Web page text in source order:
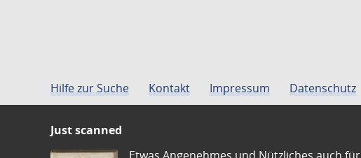
Hilfe zur Suche Kontakt Impressum Datenschutz
Just scanned